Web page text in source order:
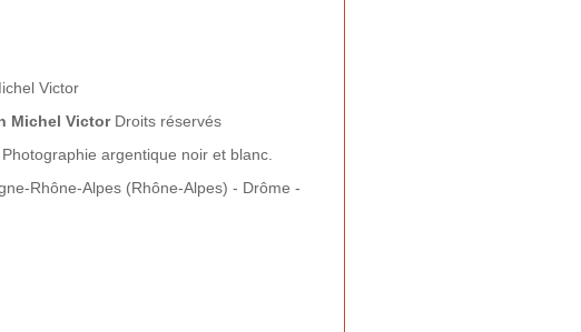
Victor
Michel VictorDroits réservés
Photographie argentique noir et blanc.
Rhône-Alpes (Rhône-Alpes) - Drôme -